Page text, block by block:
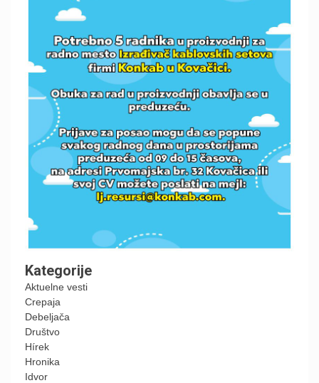
Kategorije
Aktuelne vesti
Crepaja
Debeljača
Društvo
Hírek
Hronika
Idvor